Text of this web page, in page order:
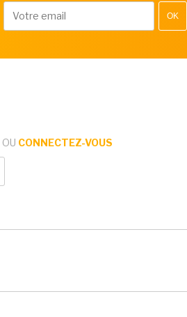
OK
OU CONNECTEZ-VOUS